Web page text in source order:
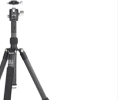
最新消息
常見問題
攝影專欄
聯絡我們